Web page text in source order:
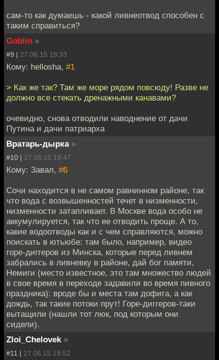
сам-то как думаешь - какой ливнеотвод способен с
таким справиться?
Goblin »
#9 | 27.06.15 19:33
Кому: hellosha, #1
> Как же так? Там же море рядом повсюду! Разве не
должно все стекать дренажными канавами?
очевидно, снова отводили наводнение от дачи
Путина и дачи патриарха
Вратарь-дырка »
#10 | 27.06.15 19:47
Кому: Завал, #6
Сочи находится в не самом равнинном районе, так
что вода с возвышенностей течет в низменности,
низменности затапливает. В Москве вода особо не
аккумулируется, так что ее отводить проще. А то,
какие водоотводы как и с чем справляются, можно
поискать в ютьюбе: там было, например, видео
горе-диггеров из Минска, которые перед ливнем
забрались в ливневку в районе, дай бог памяти,
Немиги (место известное, это там множество людей
в свое время в переходе задавили во время пивного
праздника): вроде бы и места там дофига, а как
дождь, так такие потоки прут! Горе-диггеров-таки
вытащили (нашли тот люк, под которым они
сидели).
Zloi_Chelovek »
#11 | 27.06.15 19:52